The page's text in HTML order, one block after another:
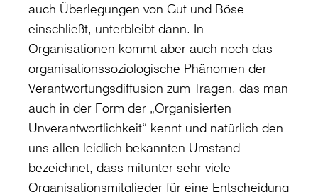
auch Überlegungen von Gut und Böse
einschließt, unterbleibt dann. In
Organisationen kommt aber auch noch das
organisationssoziologische Phänomen der
Verantwortungsdiffusion zum Tragen, das man
auch in der Form der „Organisierten
Unverantwortlichkeit“ kennt und natürlich den
uns allen leidlich bekannten Umstand
bezeichnet, dass mitunter sehr viele
Organisationsmitglieder für eine Entscheidung